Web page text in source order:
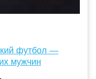
футбол —
мужчин